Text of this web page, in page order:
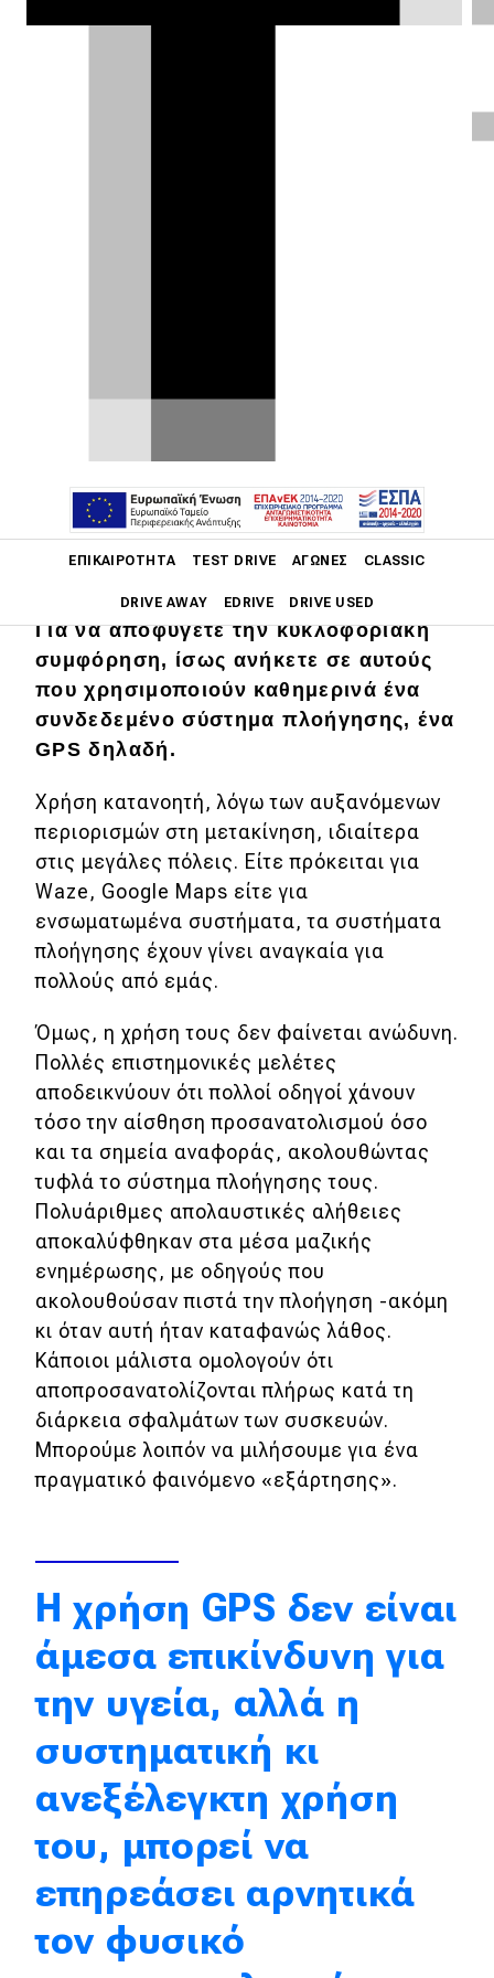
ΕΠΙΚΑΙΡΌΤΗΤΑ TEST DRIVE ΑΓΏΝΕΣ CLASSIC
DRIVE AWAY EDRIVE DRIVE USED
Main navigation
Επικαιρότητα
Νέα μοντέλα
Ελλάδα
Κόσμος
Τεχνολογία
Ασφάλεια
Αγορά
Απόψεις
Test Drive
Δοκιμή
Αποστολή
Συγκρίνουμε
Αγώνες
Formula 1
WRC
Motorsport
Νέα
Τεχνολογία
Mobility
Σταθμοί φόρτισης
Classic
Νέα
Παρουσιάσεις
επιστημονικές μελέτες δείχνουν ότι η
Για να αποφύγετε την κυκλοφοριακή
συμφόρηση, ίσως ανήκετε σε αυτούς
που χρησιμοποιούν καθημερινά ένα
συνδεδεμένο σύστημα πλοήγησης, ένα
GPS δηλαδή.
Χρήση κατανοητή, λόγω των αυξανόμενων
περιορισμών στη μετακίνηση, ιδιαίτερα
στις μεγάλες πόλεις. Είτε πρόκειται για
Waze, Google Maps είτε για
ενσωματωμένα συστήματα, τα συστήματα
πλοήγησης έχουν γίνει αναγκαία για
πολλούς από εμάς.
Όμως, η χρήση τους δεν φαίνεται ανώδυνη.
Πολλές επιστημονικές μελέτες
αποδεικνύουν ότι πολλοί οδηγοί χάνουν
τόσο την αίσθηση προσανατολισμού όσο
και τα σημεία αναφοράς, ακολουθώντας
τυφλά το σύστημα πλοήγησης τους.
Πολυάριθμες απολαυστικές αλήθειες
αποκαλύφθηκαν στα μέσα μαζικής
ενημέρωσης, με οδηγούς που
ακολουθούσαν πιστά την πλοήγηση -ακόμη
κι όταν αυτή ήταν καταφανώς λάθος.
Κάποιοι μάλιστα ομολογούν ότι
αποπροσανατολίζονται πλήρως κατά τη
διάρκεια σφαλμάτων των συσκευών.
Μπορούμε λοιπόν να μιλήσουμε για ένα
πραγματικό φαινόμενο «εξάρτησης».
Η χρήση GPS δεν είναι
άμεσα επικίνδυνη για
την υγεία, αλλά η
συστηματική κι
ανεξέλεγκτη χρήση
του, μπορεί να
επηρεάσει αρνητικά
τον φυσικό